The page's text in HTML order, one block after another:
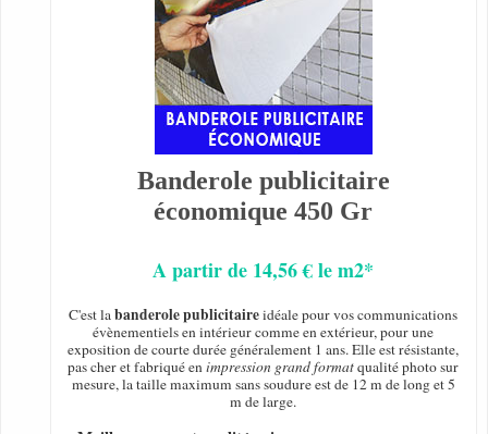
Banderole publicitaire
économique 450 Gr
A partir de 14,56 € le m2*
C'est labanderole publicitaireidéale pour vos communications
évènementiels en intérieur comme en extérieur, pour une
exposition de courte durée généralement 1 ans. Elle est résistante,
pas cher et fabriqué enimpression grand formatqualité photo sur
mesure, la taille maximum sans soudure est de 12 m de long et 5
m de large.